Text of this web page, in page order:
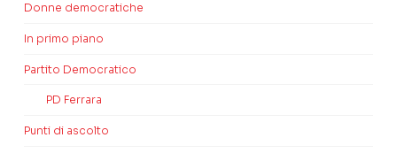
Donne democratiche
In primo piano
Partito Democratico
PD Ferrara
Punti di ascolto